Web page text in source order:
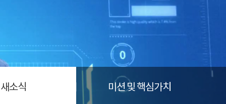
새소식 미션 및 핵심가치